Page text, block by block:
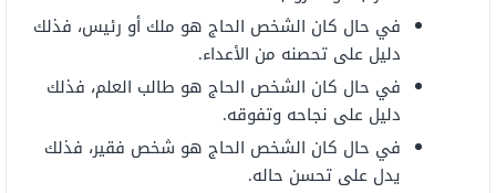
في حال كان الشخص الحاج هو ملك أو رئيس، فذلك
دليل على تحصنه من الأعداء.
في حال كان الشخص الحاج هو طالب العلم، فذلك
دليل على نجاحه وتفوقه.
في حال كان الشخص الحاج هو شخص فقير، فذلك
يدل على تحسن حاله.